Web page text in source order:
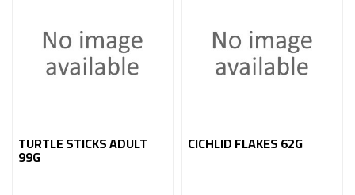
TURTLE STICKS ADULT
99G
CICHLID FLAKES 62G